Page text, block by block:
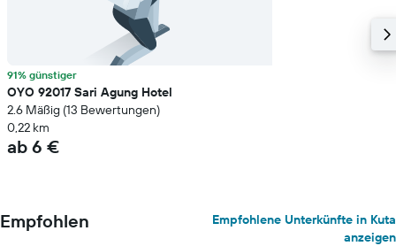
91% günstiger
OYO 92017 Sari Agung Hotel
2.6 Mäßig (13 Bewertungen)
0,22 km
ab 6 €
Empfohlen
Empfohlene Unterkünfte in Kuta
anzeigen